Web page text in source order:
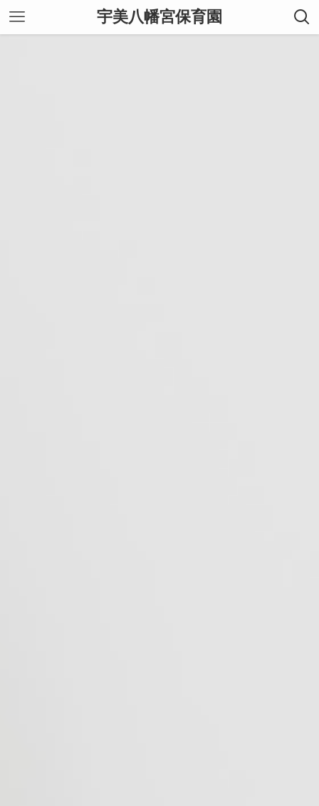
宇美八幡宮保育園